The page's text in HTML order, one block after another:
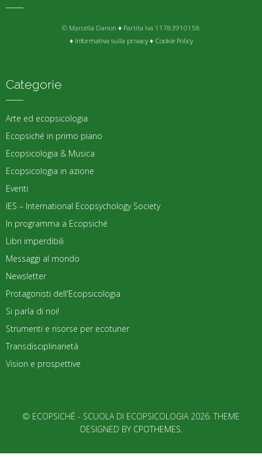
© Marcella Danon ♦ Partita Iva 11783910158
♦ Informativa sulla privacy♦ Cookie Policy
Categorie
Arte ed ecopsicologia
Ecopsiché in primo piano
Ecopsicologia & Musica
Ecopsicologia in azione
Eventi
IES – International Ecopsychology Society
In programma a Ecopsiché
Libri imperdibili
Messaggi al mondo
Newsletter
Protagonisti dell'Ecopsicologia
Si parla di noi!
Strumenti e risorse per ecotuner
Transdisciplinarietà
Vision e prospettive
© ECOPSICHÉ - SCUOLA DI ECOPSICOLOGIA 2026. THEME
DESIGNED BY CPOTHEMES.